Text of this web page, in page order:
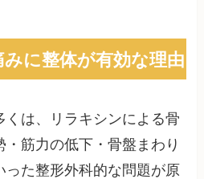
に整体が有効な理由
くは、リラキシンによる骨
筋力の低下・骨盤まわり
った整形外科的な問題が原